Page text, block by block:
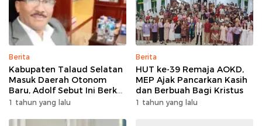
Berita
Kabupaten Talaud Selatan
Masuk Daerah Otonom
Baru, Adolf Sebut Ini Berkat
Dukungan Dari Berbagai
1 tahun yang lalu
Berita
HUT ke-39 Remaja AOKD,
MEP Ajak Pancarkan Kasih
dan Berbuah Bagi Kristus
1 tahun yang lalu